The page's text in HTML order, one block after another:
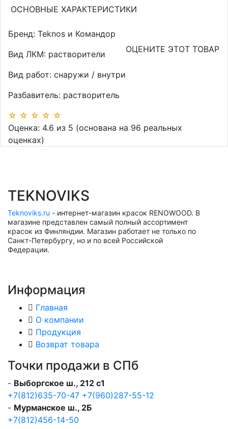
ОСНОВНЫЕ ХАРАКТЕРИСТИКИ
Бренд: Teknos и Командор
Вид ЛКМ: растворители
Вид работ: снаружи / внутри
Разбавитель: растворитель
ОЦЕНИТЕ ЭТОТ ТОВАР
☆ ☆ ☆ ☆ ☆
Оценка: 4.6 из 5 (основана на 96 реальных
оценках)
TEKNOVIKS
Teknoviks.ru - интернет-магазин красок RENOWOOD. В
магазине представлен самый полный ассортимент
красок из Финляндии. Магазин работает не только по
Санкт-Петербургу, но и по всей Российской
Федерации.
Информация
Главная
О компании
Продукция
Возврат товара
Точки продажи в СПб
- Выборгское ш., 212 с1
+7(812)635-70-47 +7(960)287-55-12
- Мурманское ш., 2Б
+7(812)456-14-50